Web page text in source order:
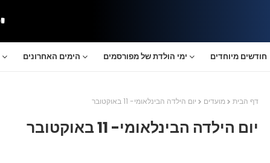
הימים האחרונים ימי הולדת של מפורסמים חודשים מיוחדים
דף הבית מועדים יום הילדה הבינלאומי- 11 באוקטובר
יום הילדה הבינלאומי- 11 באוקטובר